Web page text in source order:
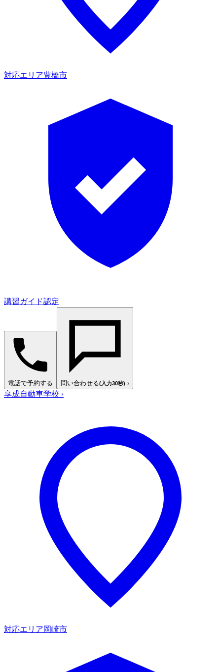
対応エリア豊橋市
講習ガイド認定
電話で予約する 問い合わせる(入力30秒) ›
享成自動車学校 ›
対応エリア岡崎市